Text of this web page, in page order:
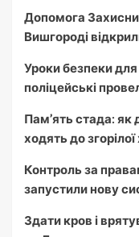
Допомога
Вишгороді
Уроки безпеки
поліцейські
Пам’ять стада: як
ходять до
Контроль за
запустили нову
Здати кров і